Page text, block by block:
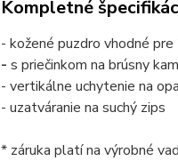
Kompletné
- kožené puzdro vhodné
- s priečinkom na brúsny
- vertikálne uchytenie na
- uzatváranie na suchý zips
* záruka platí na výrobné